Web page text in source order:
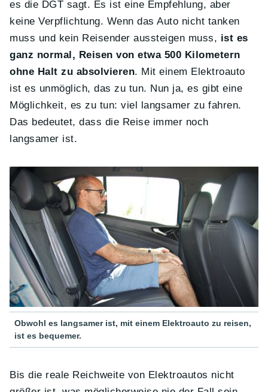
es die DGT sagt. Es ist eine Empfehlung, aber
keine Verpflichtung. Wenn das Auto nicht tanken
muss und kein Reisender aussteigen muss, ist es
ganz normal, Reisen von etwa 500 Kilometern
ohne Halt zu absolvieren. Mit einem Elektroauto
ist es unmöglich, das zu tun. Nun ja, es gibt eine
Möglichkeit, es zu tun: viel langsamer zu fahren.
Das bedeutet, dass die Reise immer noch
langsamer ist.
Obwohl es langsamer ist, mit einem Elektroauto zu reisen,
ist es bequemer.
Bis die reale Reichweite von Elektroautos nicht